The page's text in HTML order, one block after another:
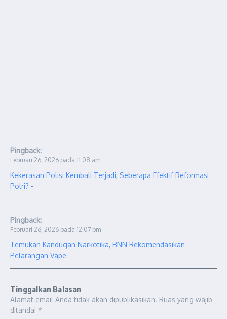
Pingback:
Februari 26, 2026 pada 11:08 am
Kekerasan Polisi Kembali Terjadi, Seberapa Efektif Reformasi
Polri? -
Pingback:
Februari 26, 2026 pada 12:07 pm
Temukan Kandugan Narkotika, BNN Rekomendasikan
Pelarangan Vape -
Tinggalkan Balasan
Alamat email Anda tidak akan dipublikasikan. Ruas yang wajib
ditandai *